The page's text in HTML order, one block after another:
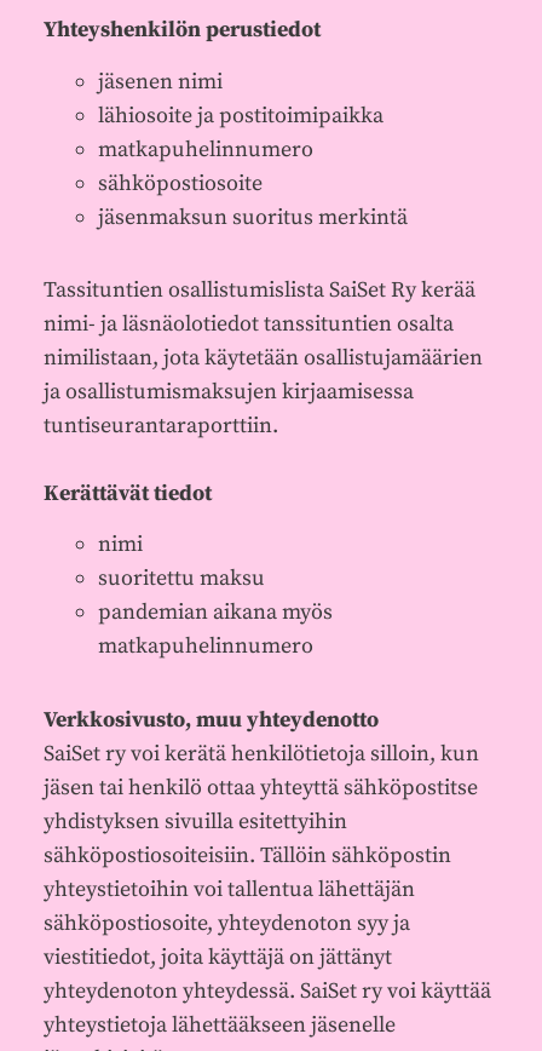
Yhteyshenkilön perustiedot
jäsenen nimi
lähiosoite ja postitoimipaikka
matkapuhelinnumero
sähköpostiosoite
jäsenmaksun suoritus merkintä
Tassituntien osallistumislista SaiSet Ry kerää
nimi- ja läsnäolotiedot tanssituntien osalta
nimilistaan, jota käytetään osallistujamäärien
ja osallistumismaksujen kirjaamisessa
tuntiseurantaraporttiin.
Kerättävät tiedot
nimi
suoritettu maksu
pandemian aikana myös
matkapuhelinnumero
Verkkosivusto, muu yhteydenotto
SaiSet ry voi kerätä henkilötietoja silloin, kun
jäsen tai henkilö ottaa yhteyttä sähköpostitse
yhdistyksen sivuilla esitettyihin
sähköpostiosoiteisiin. Tällöin sähköpostin
yhteystietoihin voi tallentua lähettäjän
sähköpostiosoite, yhteydenoton syy ja
viestitiedot, joita käyttäjä on jättänyt
yhteydenoton yhteydessä. SaiSet ry voi käyttää
yhteystietoja lähettääkseen jäsenelle